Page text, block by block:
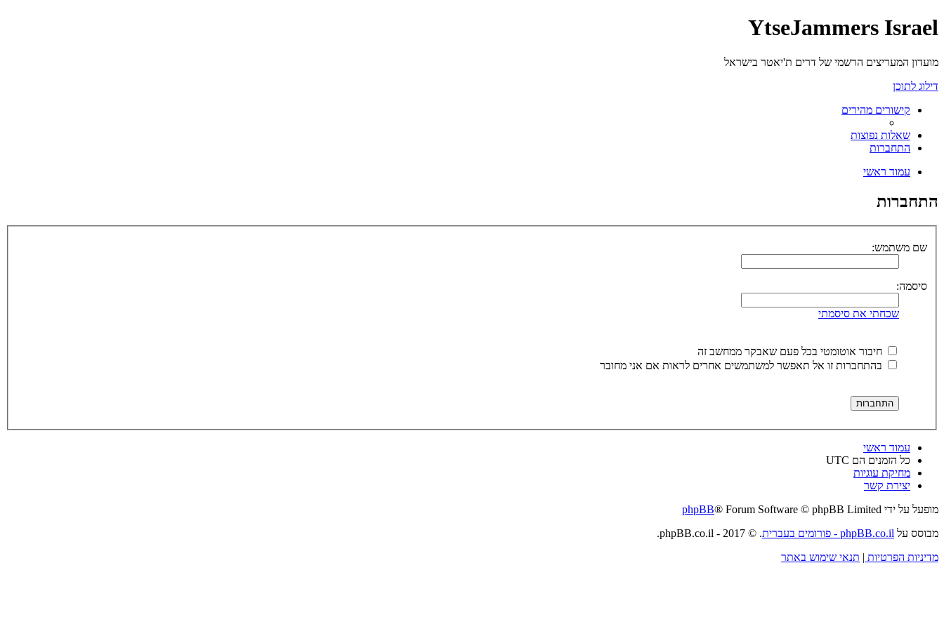
YtseJammers Israel
מועדון המעריצים הרשמי של דרים ת'יאטר בישראל
דילוג לתוכן
קישורים מהירים
שאלות נפוצות
התחברות
עמוד ראשי
התחברות
שם משתמש:
סיסמה:
שכחתי את סיסמתי
חיבור אוטומטי בכל פעם שאבקר ממחשב זה
בהתחברות זו אל תאפשר למשתמשים אחרים לראות אם אני מחובר
עמוד ראשי
כל הזמנים הם UTC
מחיקת עוגיות
יצירת קשר
מופעל על ידי
phpBB® Forum Software © phpBB Limited
מבוסס על phpBB.co.il - פורומים בעברית
. © 2017 - phpBB.co.il.
מדיניות הפרטיות | תנאי שימוש באתר